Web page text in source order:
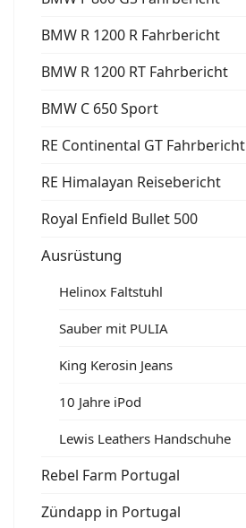
BMW R 1200 R Fahrbericht
BMW R 1200 RT Fahrbericht
BMW C 650 Sport
RE Continental GT Fahrbericht
RE Himalayan Reisebericht
Royal Enfield Bullet 500
Ausrüstung
Helinox Faltstuhl
Sauber mit PULIA
King Kerosin Jeans
10 Jahre iPod
Lewis Leathers Handschuhe
Rebel Farm Portugal
Zündapp in Portugal